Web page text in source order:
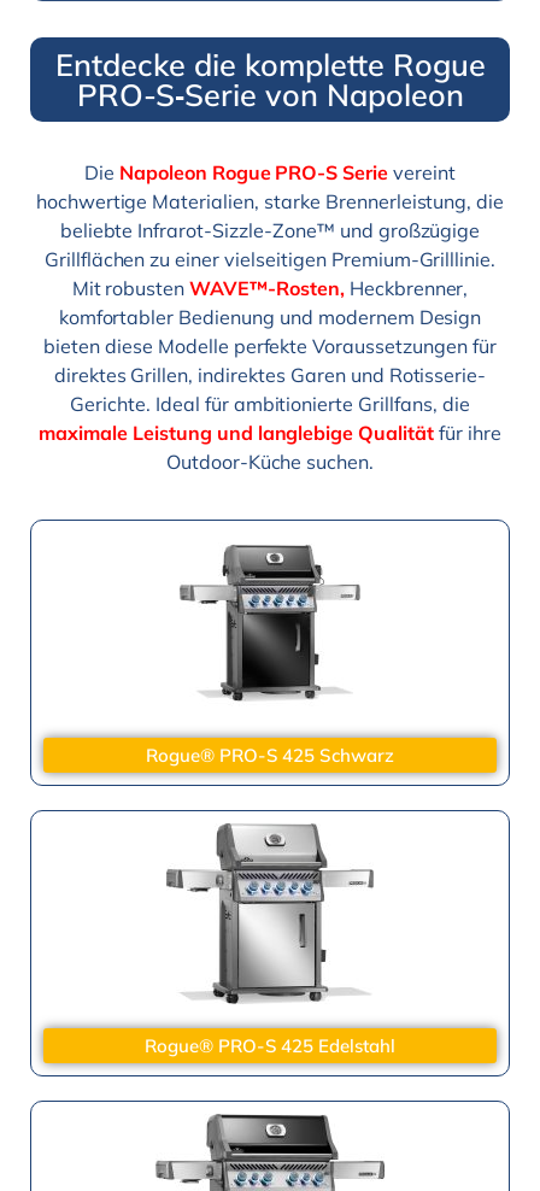
Entdecke die komplette Rogue
PRO-S‑Serie von Napoleon
Die Napoleon Rogue PRO-S Serie vereint
hochwertige Materialien, starke Brennerleistung, die
beliebte Infrarot-Sizzle-Zone™ und großzügige
Grillflächen zu einer vielseitigen Premium-Grilllinie.
Mit robustenWAVE™-Rosten,Heckbrenner,
komfortabler Bedienung und modernem Design
bieten diese Modelle perfekte Voraussetzungen für
direktes Grillen, indirektes Garen und Rotisserie-
Gerichte. Ideal für ambitionierte Grillfans, die
maximale Leistung und langlebige Qualität für ihre
Outdoor-Küche suchen.
Rogue® PRO-S 425 Schwarz
Rogue® PRO-S 425 Edelstahl